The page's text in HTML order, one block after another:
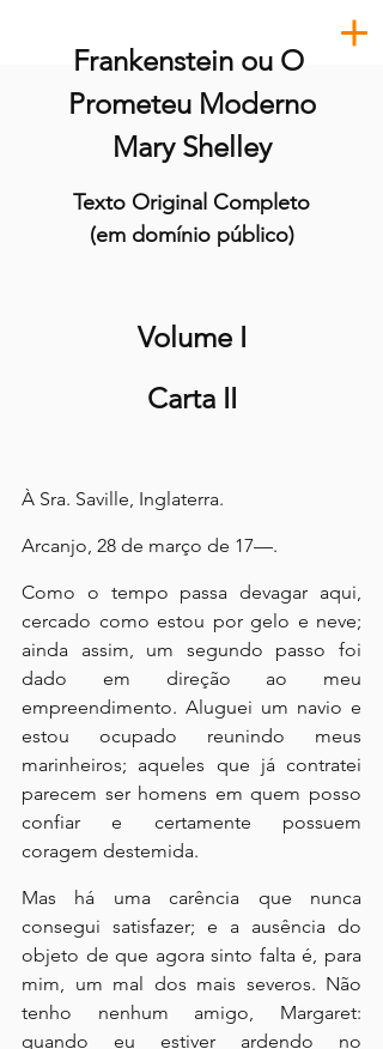
Frankenstein ou O
Prometeu Moderno
Mary Shelley
Texto Original Completo
(em domínio público)
Volume I
Carta II
À Sra. Saville, Inglaterra.
Arcanjo, 28 de março de 17—.
Como o tempo passa devagar aqui,
cercado como estou por gelo e neve;
ainda assim, um segundo passo foi
dado em direção ao meu
empreendimento. Aluguei um navio e
estou ocupado reunindo meus
marinheiros; aqueles que já contratei
parecem ser homens em quem posso
confiar e certamente possuem
coragem destemida.
Mas há uma carência que nunca
consegui satisfazer; e a ausência do
objeto de que agora sinto falta é, para
mim, um mal dos mais severos. Não
tenho nenhum amigo, Margaret:
quando eu estiver ardendo no